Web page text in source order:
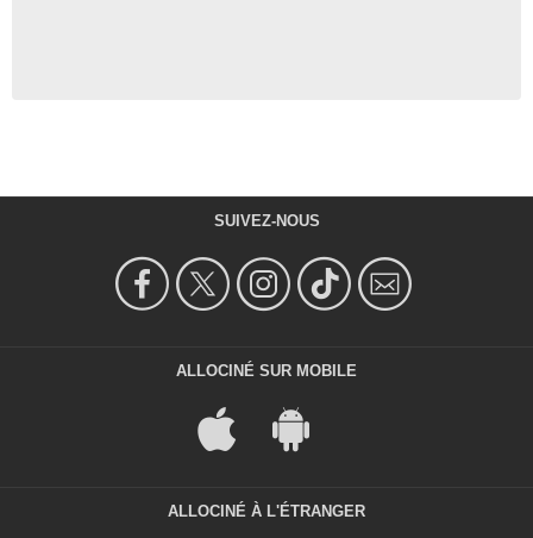
SUIVEZ-NOUS
ALLOCINÉ SUR MOBILE
ALLOCINÉ À L'ÉTRANGER